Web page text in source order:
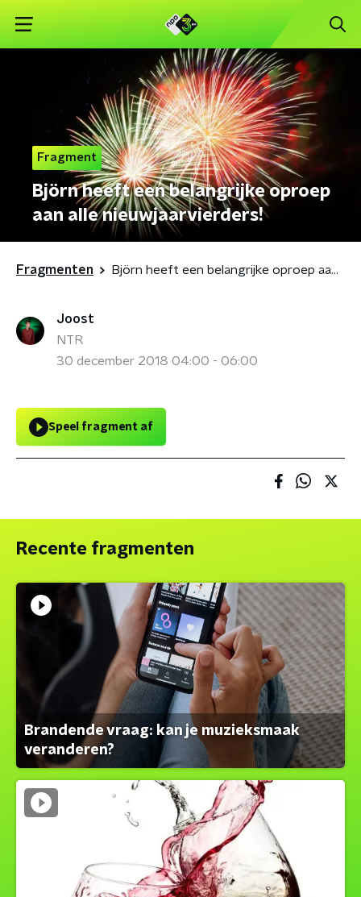
Fragment
Björn heeft een belangrijke oproep
aan alle nieuwjaarvierders!
Fragmenten Björn heeft een belangrijke oproep aan alle nieuwjaarvierders!
Joost
NTR
30 december 2018 04:00 - 06:00
Speel fragment af
Recente fragmenten
Brandende vraag: kan je muzieksmaak
veranderen?